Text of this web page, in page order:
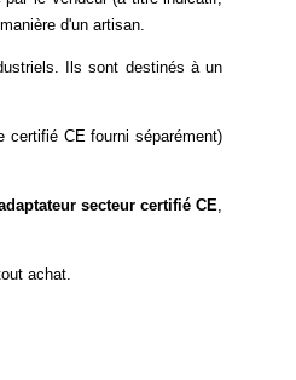
d'un artisan.
Ils sont destinés à un
certifié CE fourni séparément)
secteur certifié CE,
achat.